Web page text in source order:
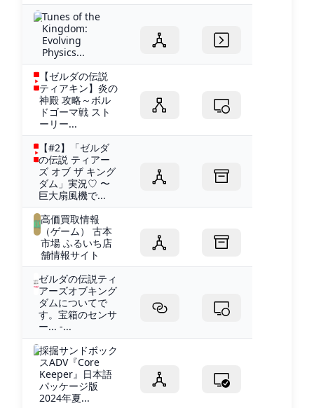
Tunes of the
Kingdom:
Evolving
Physics...
【ゼルダの伝説
ティアキン】炎の
神殿 攻略～ボル
ドゴーマ戦 スト
ーリー...
【#2】「ゼルダ
の伝説 ティアー
ズ オブ ザ キング
ダム」実況♡ 〜
巨大扇風機で...
高価買取情報
（ゲーム） 古本
市場 ふるいち店
舗情報サイト
ゼルダの伝説ティ
アーズオブキング
ダムについてで
す。宝箱のセンサ
ー... -...
採掘サンドボック
スADV『Core
Keeper』日本語
パッケージ版
2024年夏...